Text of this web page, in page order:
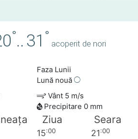
°.. 31 °
acoperit de nori
Faza Lunii
Lună nouă
Vânt 5 m/s
Precipitare 0 mm
Ziua Seara
15:00 21:00